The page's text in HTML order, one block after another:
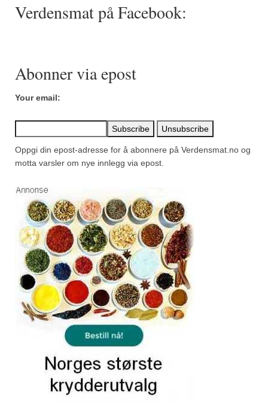
Verdensmat på Facebook:
Abonner via epost
Your email:
Oppgi din epost-adresse for å abonnere på Verdensmat.no og
motta varsler om nye innlegg via epost.